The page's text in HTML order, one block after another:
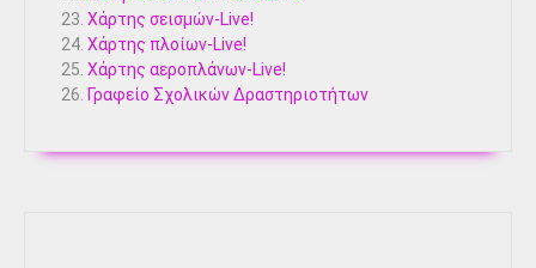
Χάρτης σεισμών-Live!
Χάρτης πλοίων-Live!
Χάρτης αεροπλάνων-Live!
Γραφείο Σχολικών Δραστηριοτήτων